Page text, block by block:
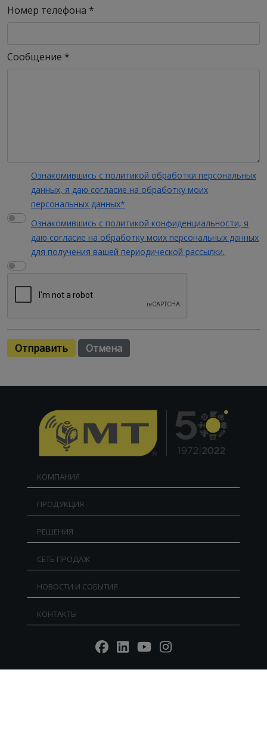
Номер телефона *
Сообщение *
Ознакомившись с политикой обработки персональных
данных, я даю согласие на обработку моих
персональных данных*
Ознакомившись с политикой конфиденциальности, я
даю согласие на обработку моих персональных данных
для получения вашей периодической рассылки.
Отправить Отмена
КОМПАНИЯ
ПРОДУКЦИЯ
РЕШЕНИЯ
СЕТЬ ПРОДАЖ
НОВОСТИ И СОБЫТИЯ
КОНТАКТЫ